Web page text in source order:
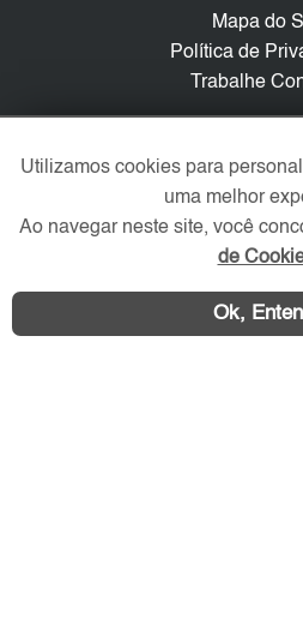
Mapa do
Política de
Trabalhe
Redes
Utilizamos cookies para
uma melhor
Ao navegar neste site, você
de
Ok,